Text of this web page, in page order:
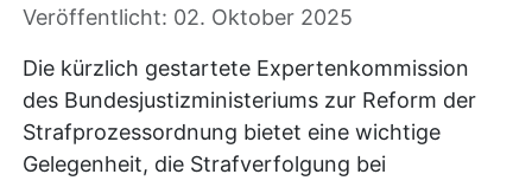
Veröffentlicht: 02. Oktober 2025
Die kürzlich gestartete Expertenkommission
des Bundesjustizministeriums zur Reform der
Strafprozessordnung bietet eine wichtige
Gelegenheit, die Strafverfolgung bei